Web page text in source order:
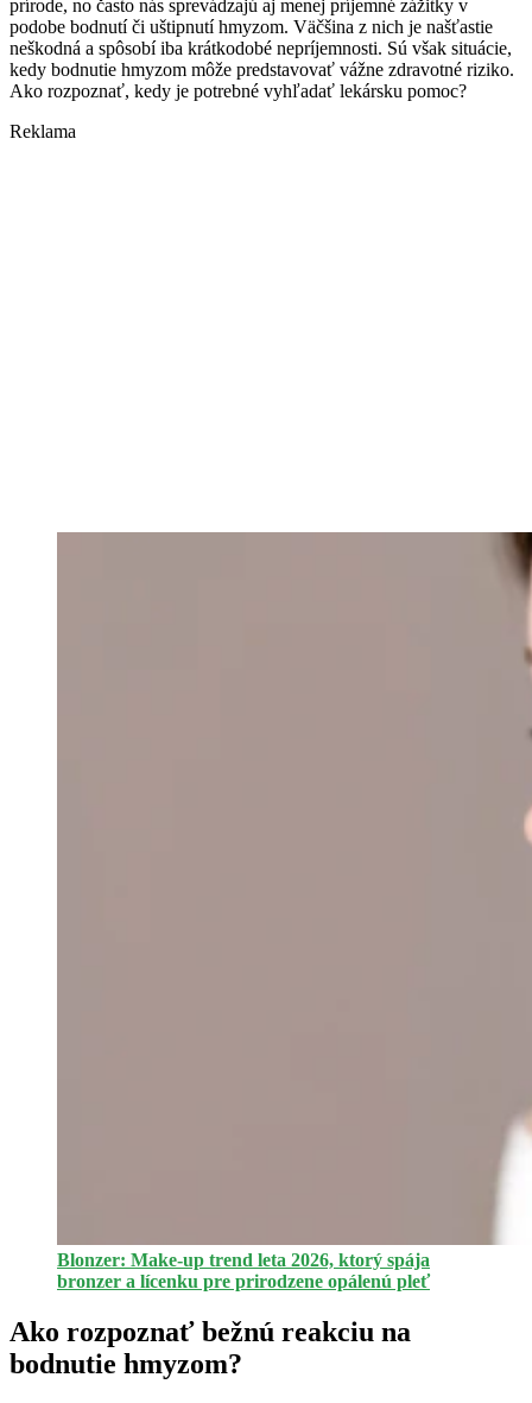
prírode, no často nás sprevádzajú aj menej príjemné zážitky v
podobe bodnutí či uštipnutí hmyzom. Väčšina z nich je našťastie
neškodná a spôsobí iba krátkodobé nepríjemnosti. Sú však situácie,
kedy bodnutie hmyzom môže predstavovať vážne zdravotné riziko.
Ako rozpoznať, kedy je potrebné vyhľadať lekársku pomoc?
Reklama
Blonzer: Make-up trend leta 2026, ktorý spája
bronzer a lícenku pre prirodzene opálenú pleť
Ako rozpoznať bežnú reakciu na
bodnutie hmyzom?